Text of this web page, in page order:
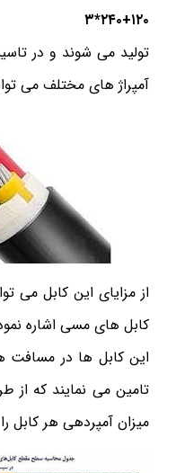
۲۴۰+۱۲۰*۳
تولید می شوند و در
آمپراژ های مختلف می
از مزایای این کابل می
کابل های مسی اشاره
این کابل ها در مسافت
تامین می نمایند که از
میزان آمپردهی هر کابل